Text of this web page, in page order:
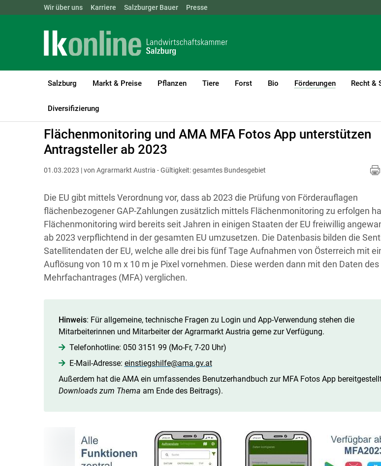
Landwirtschaftskammern: ÖSTERREICH BGLD KTN
Wir über uns Karriere Salzburger Bauer Presse
Salzburg Markt & Preise Pflanzen Tiere Forst Bio Förderungen
(current)1
Recht &
Diversifizierung
LK Salzburg Förderungen
Flächenmonitoring und AMA MFA Fotos App unterstützen
Antragsteller ab 2023
01.03.2023 | von Agrarmarkt Austria - Gültigkeit: gesamtes Bundesgebiet
Die EU gibt mittels Verordnung vor, dass ab 2023 die Prüfung von Förderauflagen
flächenbezogener GAP-Zahlungen zusätzlich mittels Flächenmonitoring zu erfolgen
Flächenmonitoring wird bereits seit Jahren in einigen Staaten der EU freiwillig
ab 2023 verpflichtend in der gesamten EU umzusetzen. Die Datenbasis bilden die
Satellitendaten der EU, welche alle drei bis fünf Tage Aufnahmen von Österreich mit
Auflösung von 10 m x 10 m je Pixel vornehmen. Diese werden dann mit den Daten des
Mehrfachantrages (MFA) verglichen.
Hinweis: Für allgemeine, technische Fragen zu Login und App-Verwendung stehen die
Mitarbeiterinnen und Mitarbeiter der Agrarmarkt Austria gerne zur Verfügung.
Telefonhotline: 050 3151 99 (Mo-Fr, 7-20 Uhr)
E-Mail-Adresse: einstiegshilfe@ama.gv.at
Außerdem hat die AMA ein umfassendes Benutzerhandbuch zur MFA Fotos App
Downloads zum Thema am Ende des Beitrags).